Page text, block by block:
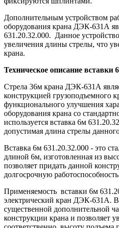
Дополнительным устройством
оборудования крана ДЭК-631А
631.20.32.000. Данное
увеличения длины стрелы, что
крана.
Техническое описание вставки
Стрела 36м крана ДЭК-631А
конструкцией грузоподъемного
функционального улучшения
оборудования крана со
используется вставка 6м
допустимая длина стрелы
Вставка 6м 631.20.32.000 - это
длиной 6м, изготовленная из
позволяет придать данной
долгосрочную
Применяемость вставки 6м
электрический кран ДЭК-631А.
существенной дополнительной
конструкции крана и позволяет